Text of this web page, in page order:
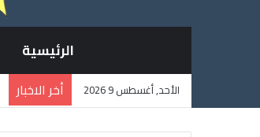
الرئيسية
الأحد, أغسطس 9 2026 أخر الاخبار